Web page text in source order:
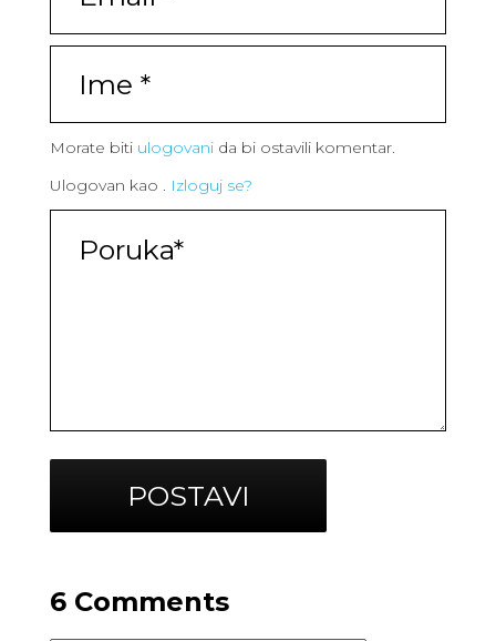
Morate biti ulogovani da bi ostavili komentar.
Ulogovan kao . Izloguj se?
6 Comments